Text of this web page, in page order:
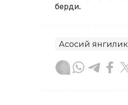
берди.
Асосий янгилик